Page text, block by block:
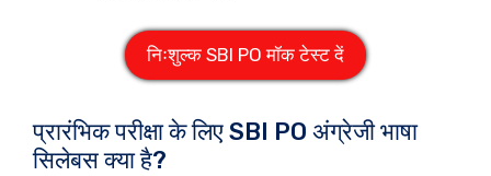
निःशुल्क SBI PO मॉक टेस्ट दें
प्रारंभिक परीक्षा के लिए SBI PO अंग्रेजी भाषा
सिलेबस क्या है?